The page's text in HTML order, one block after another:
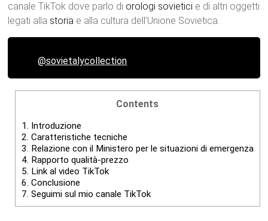
canale TikTok dove parlo di orologi sovietici e di altri oggetti
legati alla storia e alla cultura dell’Unione Sovietica.
@sovietalycollection
Contents
1. Introduzione
2. Caratteristiche tecniche
3. Relazione con il Ministero per le situazioni di emergenza
4. Rapporto qualità-prezzo
5. Link al video TikTok
6. Conclusione
7. Seguimi sul mio canale TikTok